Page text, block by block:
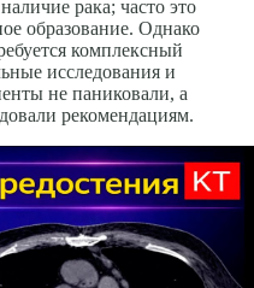
рака; часто это
образование. Однако
комплексный
исследования и
не паниковали, а
рекомендациям.